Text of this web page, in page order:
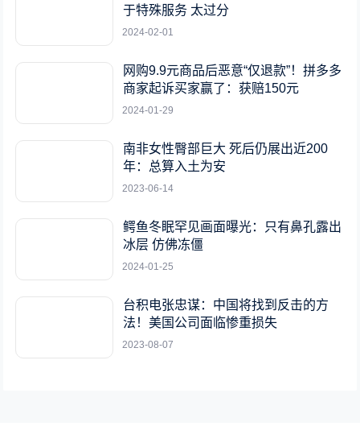
于特殊服务 太过分
2024-02-01
网购9.9元商品后恶意“仅退款”！拼多多
商家起诉买家赢了：获赔150元
2024-01-29
南非女性臀部巨大 死后仍展出近200
年：总算入土为安
2023-06-14
鳄鱼冬眠罕见画面曝光：只有鼻孔露出
冰层 仿佛冻僵
2024-01-25
台积电张忠谋：中国将找到反击的方
法！美国公司面临惨重损失
2023-08-07